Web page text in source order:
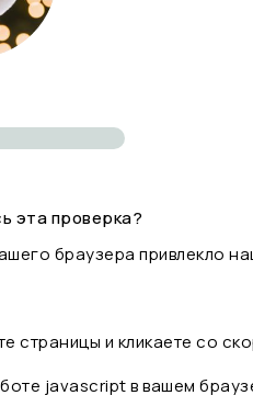
эта проверка?
браузера привлекло
страницы и кликаете со
javascript в вашем